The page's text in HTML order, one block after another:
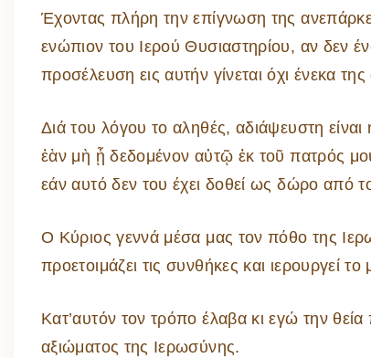
Έχοντας πλήρη την επίγνωση της
ενώπιον του Ιερού Θυσιαστηρίου, αν δεν
προσέλευση εις αυτήν γίνεται όχι ένεκα
Διά του λόγου το αληθές, αδιάψευστη είναι
ἐὰν μὴ ᾖ δεδομένον αὐτῷ ἐκ τοῦ πατρός
εάν αυτό δεν του έχει δοθεί ως δώρο από
Ο Κύριος γεννά μέσα μας τον πόθο της
προετοιμάζει τις συνθήκες και ιερουργεί το
Κατ’αυτόν τον τρόπο έλαβα κι εγώ την
αξιώματος της Ιερωσύνης.